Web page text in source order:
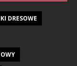
DRESOWE